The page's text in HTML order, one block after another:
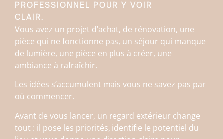
PROFESSIONNEL POUR Y VOIR
CLAIR.
Vous avez un projet d’achat, de rénovation, une
pièce qui ne fonctionne pas, un séjour qui manque
de lumière, une pièce en plus à créer, une
ambiance à rafraîchir.
Les idées s’accumulent mais vous ne savez pas par
où commencer.
Avant de vous lancer, un regard extérieur change
tout : il pose les priorités, identifie le potentiel du